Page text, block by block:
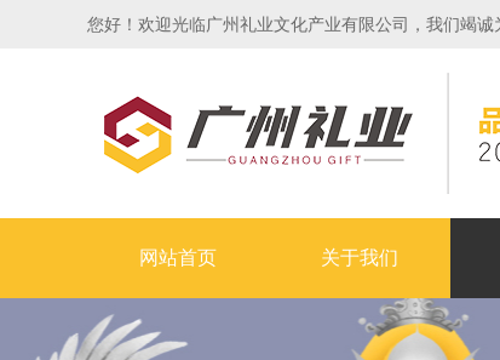
您好！欢迎光临广州礼业文化产业有限公司，我们竭
网站首页 关于我们